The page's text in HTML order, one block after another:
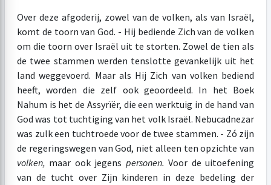
Over deze afgoderij, zowel van de volken, als van Israël,
komt de toorn van God. - Hij bediende Zich van de volken
om die toorn over Israël uit te storten. Zowel de tien als
de twee stammen werden tenslotte gevankelijk uit het
land weggevoerd. Maar als Hij Zich van volken bediend
heeft, worden die zelf ook geoordeeld. In het Boek
Nahum is het de Assyrïër, die een werktuig in de hand van
God was tot tuchtiging van het volk Israël. Nebucadnezar
was zulk een tuchtroede voor de twee stammen. - Zó zijn
de regeringswegen van God, niet alleen ten opzichte van
volken, maar ook jegens personen.Voor de uitoefening
van de tucht over Zijn kinderen in deze bedeling der